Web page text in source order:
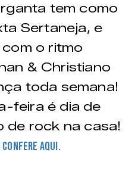
tem como
Sertaneja, e
o ritmo
& Christiano
toda semana!
feira é dia de
de rock na casa!
confere aqui.